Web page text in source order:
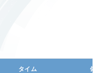
タイム 備